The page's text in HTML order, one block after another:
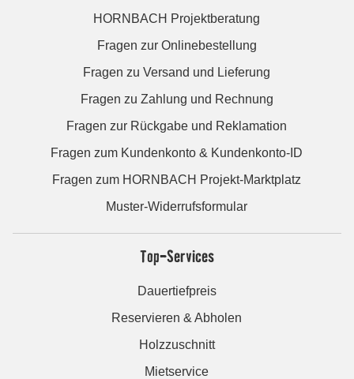
HORNBACH Projektberatung
Fragen zur Onlinebestellung
Fragen zu Versand und Lieferung
Fragen zu Zahlung und Rechnung
Fragen zur Rückgabe und Reklamation
Fragen zum Kundenkonto & Kundenkonto-ID
Fragen zum HORNBACH Projekt-Marktplatz
Muster-Widerrufsformular
Top-Services
Dauertiefpreis
Reservieren & Abholen
Holzzuschnitt
Mietservice